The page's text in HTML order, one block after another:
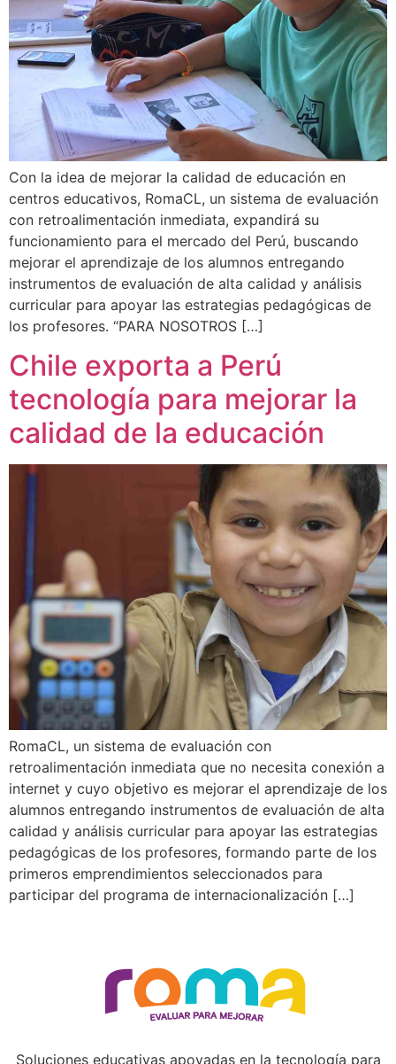
Con la idea de mejorar la calidad de educación en
centros educativos, RomaCL, un sistema de evaluación
con retroalimentación inmediata, expandirá su
funcionamiento para el mercado del Perú, buscando
mejorar el aprendizaje de los alumnos entregando
instrumentos de evaluación de alta calidad y análisis
curricular para apoyar las estrategias pedagógicas de
los profesores. “PARA NOSOTROS […]
Chile exporta a Perú
tecnología para mejorar la
calidad de la educación
RomaCL, un sistema de evaluación con
retroalimentación inmediata que no necesita conexión a
internet y cuyo objetivo es mejorar el aprendizaje de los
alumnos entregando instrumentos de evaluación de alta
calidad y análisis curricular para apoyar las estrategias
pedagógicas de los profesores, formando parte de los
primeros emprendimientos seleccionados para
participar del programa de internacionalización […]
Soluciones educativas apoyadas en la tecnología para